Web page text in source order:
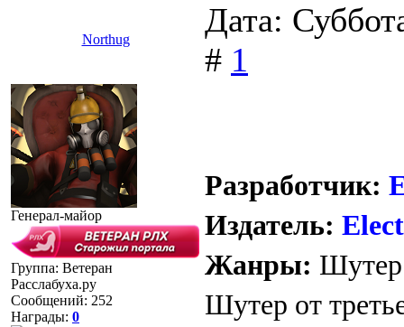
Northug
Дата:
# 1
Генерал-майор
Группа: Ветеран
Расслабуха.ру
Сообщений: 252
Награды: 0
Разработчик:
Издатель:
Жанры: Шутер
Шутер от